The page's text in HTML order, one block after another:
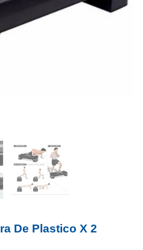
De Plastico X 2